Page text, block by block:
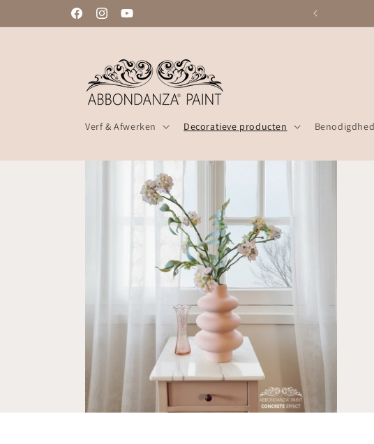
content
FacebookInstagramYouTube
ZELFDE WERKDAG VERZONDEN
Verf & Afwerken Decoratieve producten